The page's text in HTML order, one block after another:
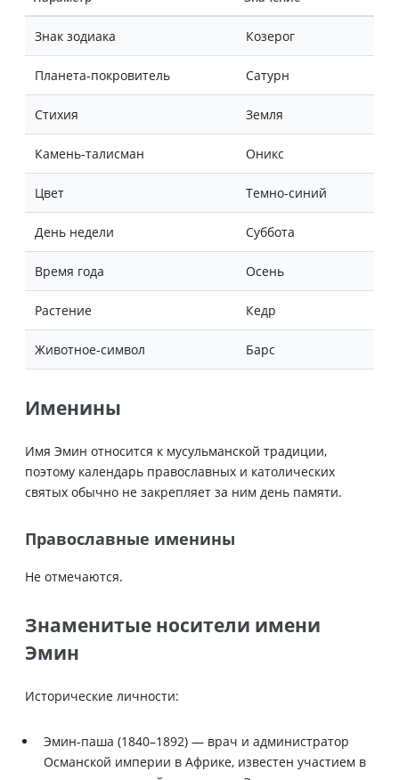
Знак зодиака Козерог
Планета-покровитель Сатурн
Стихия Земля
Камень-талисман Оникс
Цвет Темно-синий
День недели Суббота
Время года Осень
Растение Кедр
Животное-символ Барс
Именины
Имя Эмин относится к мусульманской традиции,
поэтому календарь православных и католических
святых обычно не закрепляет за ним день памяти.
Православные именины
Не отмечаются.
Знаменитые носители имени
Эмин
Исторические личности:
Эмин-паша (1840–1892) — врач и администратор
Османской империи в Африке, известен участием в